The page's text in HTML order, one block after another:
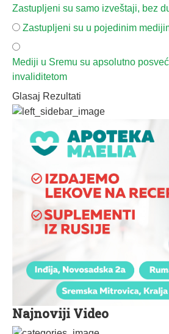
Zastupljeni su samo izveštaji, bez
Zastupljeni su u pojedinim
Mediji u Sremu su apsolutno
invaliditetom
Glasaj Rezultati
Najnoviji Video